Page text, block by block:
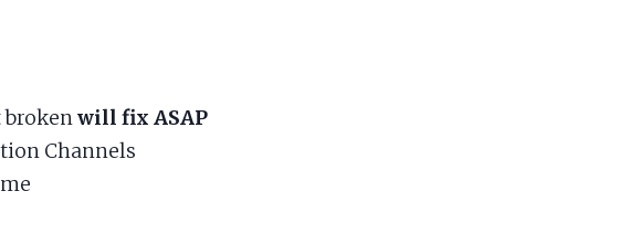
brokenwill fix ASAP
Channels